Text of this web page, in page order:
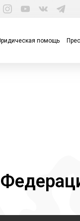
помощь